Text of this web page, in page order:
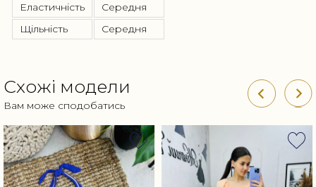
Еластичність
Середня
Щільність
Середня
Схожі модели
Вам може сподобатись